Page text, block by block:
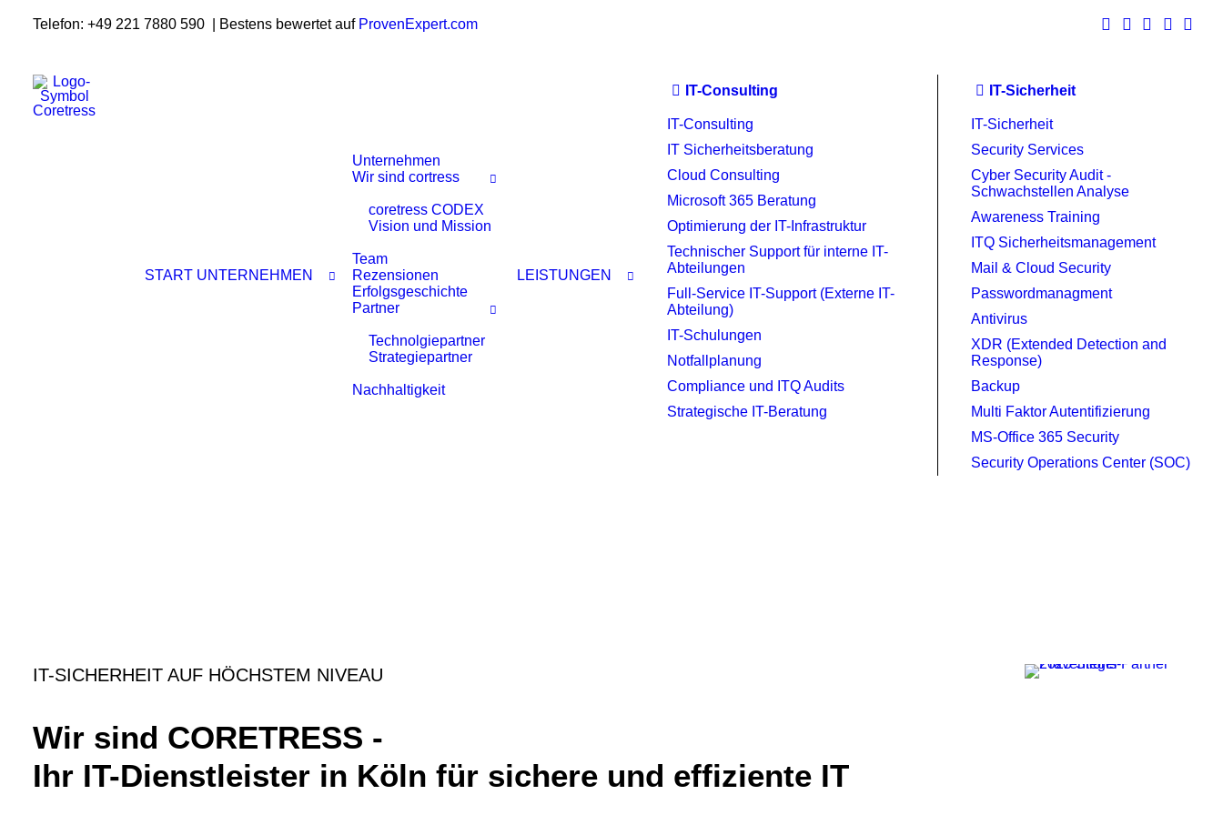
Telefon: +49 221 7880 590 | Bestens bewertet auf ProvenExpert.com
START UNTERNEHMEN
Unternehmen
Wir sind cortress
coretress CODEX
Vision und Mission
Team
Rezensionen
Erfolgsgeschichte
Partner
Technolgiepartner
Strategiepartner
Nachhaltigkeit
LEISTUNGEN
IT-Consulting
IT-Consulting
IT Sicherheitsberatung
Cloud Consulting
Microsoft 365 Beratung
Optimierung der IT-Infrastruktur
Technischer Support für interne IT-
Abteilungen
Full-Service IT-Support (Externe IT-
Abteilung)
IT-Schulungen
Notfallplanung
Compliance und ITQ Audits
Strategische IT-Beratung
IT-Sicherheit
IT-Sicherheit
Security Services
Cyber Security Audit -
Schwachstellen Analyse
Awareness Training
ITQ Sicherheitsmanagement
Mail & Cloud Security
Passwordmanagment
Antivirus
XDR (Extended Detection and
Response)
Backup
Multi Faktor Autentifizierung
MS-Office 365 Security
Security Operations Center (SOC)
IT-SICHERHEIT AUF HÖCHSTEM NIVEAU
Wir sind CORETRESS -
Ihr IT-Dienstleister in Köln für sichere und effiziente IT